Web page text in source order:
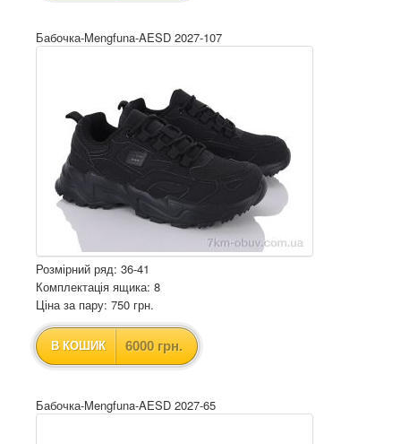
Бабочка-Mengfuna-AESD 2027-107
Розмірний ряд: 36-41
Комплектація ящика: 8
Ціна за пару: 750 грн.
В КОШИК 6000 грн.
Бабочка-Mengfuna-AESD 2027-65